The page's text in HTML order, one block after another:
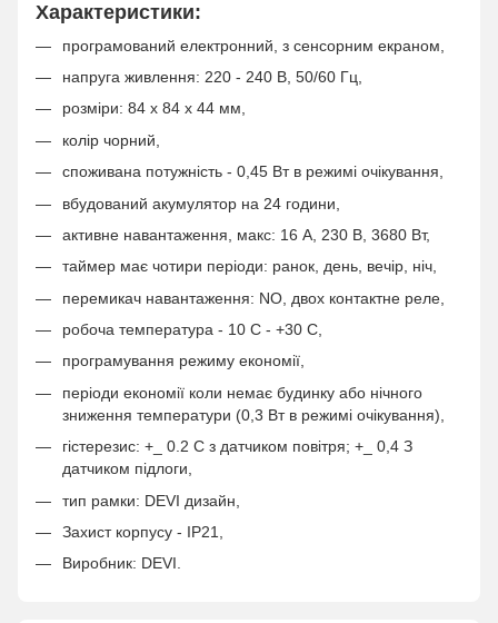
Характеристики:
програмований електронний, з сенсорним екраном,
напруга живлення: 220 - 240 В, 50/60 Гц,
розміри: 84 х 84 х 44 мм,
колір чорний,
споживана потужність - 0,45 Вт в режимі очікування,
вбудований акумулятор на 24 години,
активне навантаження, макс: 16 А, 230 В, 3680 Вт,
таймер має чотири періоди: ранок, день, вечір, ніч,
перемикач навантаження: NO, двох контактне реле,
робоча температура - 10 С - +30 С,
програмування режиму економії,
періоди економії коли немає будинку або нічного
зниження температури (0,3 Вт в режимі очікування),
гістерезис: +_ 0.2 C з датчиком повітря; +_ 0,4 З
датчиком підлоги,
тип рамки: DEVI дизайн,
Захист корпусу - IP21,
Виробник: DEVI.